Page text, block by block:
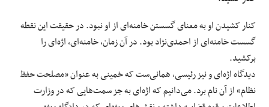
کنار کشیدن او به معنای گسستن خامنه‌ای از او نبود. در حقیقت این نقطه‌
گسست خامنه‌ای از احمدی‌نژاد بود. در آن زمان، خامنه‌ای، اژه‌ای را
برکشید.
دیدگاه‌ اژه‌ای و نیز رئیسی، همانی‌ست که خمینی به عنوان «مصلحت حفظ
نظام» از آن نام ‌برد. می‌دانیم که اژه‌ای به جز سمت‌هایی که در وزارت